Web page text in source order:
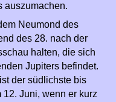
auszumachen.
Neumond des
des 28. nach der
halten, die sich
Jupiters befindet.
der südlichste bis
Juni, wenn er kurz